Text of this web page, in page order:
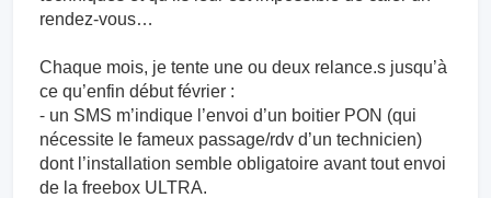
rendez-vous…
Chaque mois, je tente une ou deux relance.s jusqu’à
ce qu’enfin début février :
⁃ un SMS m’indique l’envoi d’un boitier PON (qui
nécessite le fameux passage/rdv d’un technicien)
dont l’installation semble obligatoire avant tout envoi
de la freebox ULTRA.